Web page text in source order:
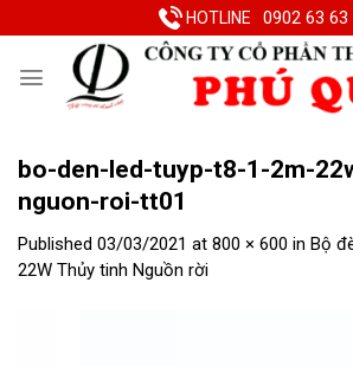
to
HOTLINE 0902 63 63
bo-den-led-tuyp-t8-1-2m-
nguon-roi-tt01
Published 03/03/2021 at 800 × 600 in Bộ
22W Thủy tinh Nguồn rời